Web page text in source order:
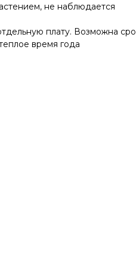
не наблюдается
плату. Возможна
время года